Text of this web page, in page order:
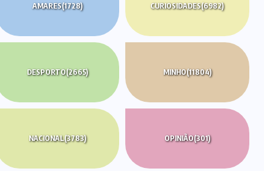
AMARES(1728) CURIOSIDADES(6982)
DESPORTO(2665) MINHO(11804)
NACIONAL(3783) OPINIÃO(301)